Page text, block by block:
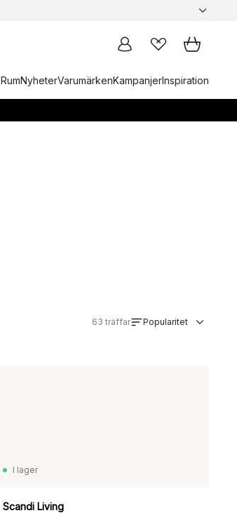
RumNyheterVarumärkenKampanjerInspiration
63 träffar Popularitet
I lager
Scandi Living